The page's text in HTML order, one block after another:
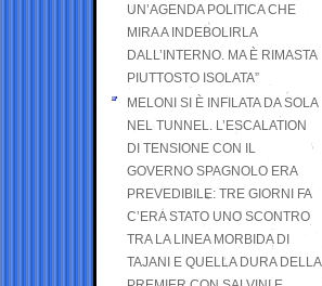
UN’AGENDA POLITICA CHE
MIRA A INDEBOLIRLA
DALL’INTERNO. MA È RIMASTA
PIUTTOSTO ISOLATA”
MELONI SI È INFILATA DA SOLA
NEL TUNNEL. L’ESCALATION
DI TENSIONE CON IL
GOVERNO SPAGNOLO ERA
PREVEDIBILE: TRE GIORNI FA
C’ERA STATO UNO SCONTRO
TRA LA LINEA MORBIDA DI
TAJANI E QUELLA DURA DELLA